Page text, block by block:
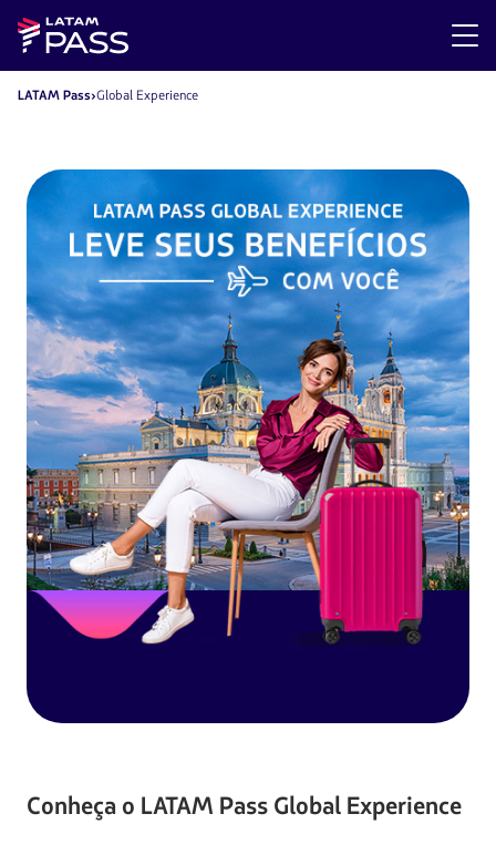
LATAM Pass Global Experience
Conheça o LATAM Pass Global Experience